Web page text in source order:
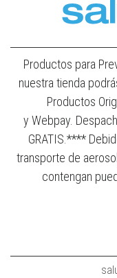
Productos para
nuestra tienda
Productos
y Webpay.
GRATIS.****
transporte de
contengan